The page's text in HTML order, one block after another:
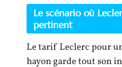
Le scénario où
pertinent
Le tarif Leclerc pour
hayon garde tout son